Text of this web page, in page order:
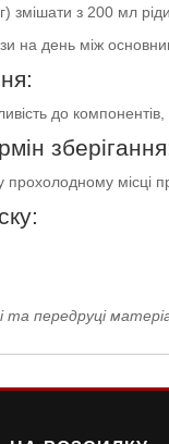
змішати з 200 мл
на день між
до
прохолодному місці
та передруці